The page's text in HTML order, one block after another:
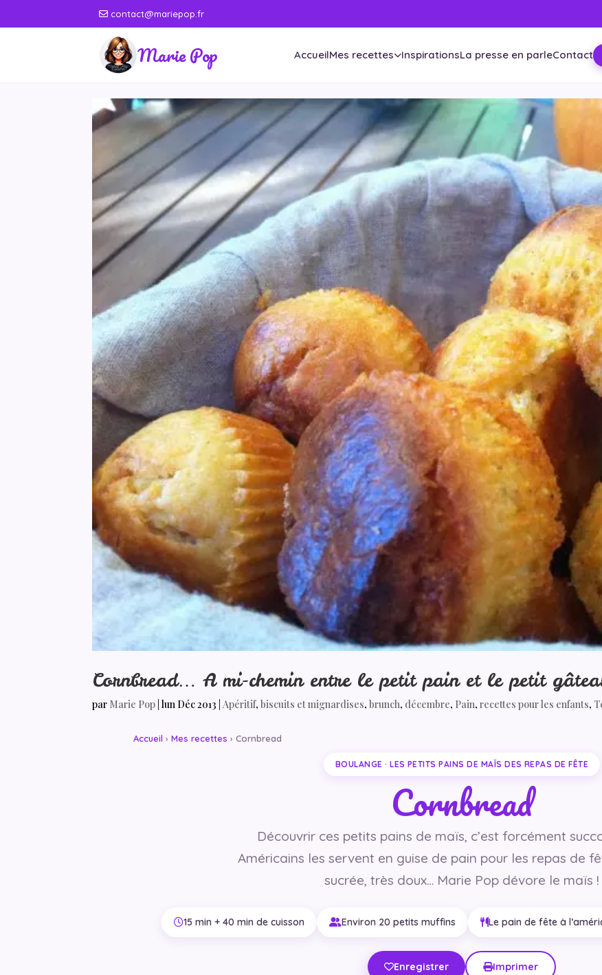
contact@mariepop.fr
Marie Pop AccueilMes recettes InspirationsLa presse en parleContact
Cornbread… A mi-chemin entre le petit pain et le petit
par Marie Pop |lun Déc 2013 Apéritif,biscuits et mignardises,brunch, décembre, Pain,recettes pour les enfants,
Accueil › Mes recettes › Cornbread
BOULANGE · LES PETITS PAINS DE MAÏS DES REPAS DE FÊTE
Cornbread
Découvrir ces petits pains de maïs, c’est forcément
Américains les servent en guise de pain pour les repas de
sucrée, très doux… Marie Pop dévore le maïs !
15 min + 40 min de cuisson Environ 20 petits muffins Le pain de fête à
Enregistrer Imprimer